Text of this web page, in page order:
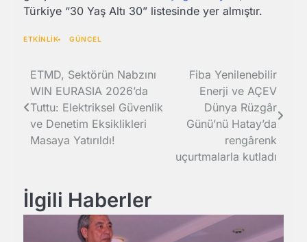
Türkiye “30 Yaş Altı 30” listesinde yer almıştır.
ETKİNLİK GÜNCEL
Yazı
gezinmesi
ETMD, Sektörün Nabzını
WIN EURASIA 2026’da
Tuttu: Elektriksel Güvenlik
ve Denetim Eksiklikleri
Masaya Yatırıldı!
Fiba Yenilenebilir
Enerji ve AÇEV
Dünya Rüzgâr
Günü’nü Hatay’da
rengârenk
uçurtmalarla kutladı
İlgili Haberler